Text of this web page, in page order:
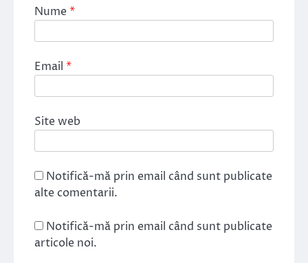
Nume*
Email *
Site web
Notifică-mă prin email când sunt publicate
alte comentarii.
Notifică-mă prin email când sunt publicate
articole noi.